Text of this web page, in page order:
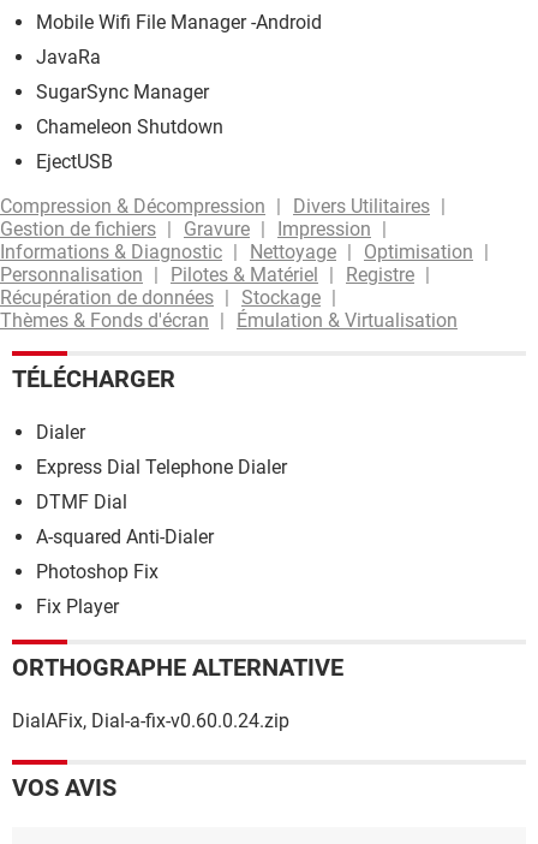
Mobile Wifi File Manager -Android
JavaRa
SugarSync Manager
Chameleon Shutdown
EjectUSB
Compression & Décompression
Divers Utilitaires
Gestion de fichiers
Gravure
Impression
Informations & Diagnostic
Nettoyage
Optimisation
Personnalisation
Pilotes & Matériel
Registre
Récupération de données
Stockage
Thèmes & Fonds d'écran
Émulation & Virtualisation
TÉLÉCHARGER
Dialer
Express Dial Telephone Dialer
DTMF Dial
A-squared Anti-Dialer
Photoshop Fix
Fix Player
ORTHOGRAPHE ALTERNATIVE
DialAFix, Dial-a-fix-v0.60.0.24.zip
VOS AVIS